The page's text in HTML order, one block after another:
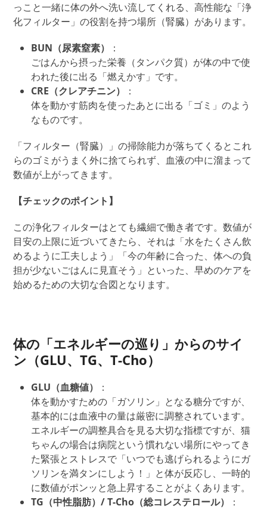
っこと一緒に体の外へ洗い流してくれる、高性能な「浄
化フィルター 」の役割を持つ場所 （腎臓） があります。
BUN（尿素窒素）
：
ごはんから摂った栄養 （タンパク質） が体の中で使
われた後に出る「燃えかす」です。
CRE（クレアチニン）
：
体を動かす筋肉を使ったあとに出る「ゴミ」のよう
なものです。
「フィルター （腎臓）」の掃除能力が落ちてくるとこれ
らのゴミがうまく外に捨てられず、血液の中に溜まって
数値が上がってきます。
【チェックのポイント】
この浄化フィルターはとても繊細で働き者です。数値が
目安の上限に近づいてきたら、それは「水をたくさん飲
めるように工夫しよう」「今の年齢に合った、体への負
担が少ないごはんに見直そう」といった、早めのケアを
始めるための大切な合図となります。
体の「エネルギーの巡り」からのサイ
ン（GLU、TG、T-Cho）
GLU（血糖値）
：
体を動かすための 「ガソリン 」 となる糖分ですが、
基本的には血液中の量は厳密に調整されています。
エネルギーの調整具合を見る大切な指標ですが、猫
ちゃんの場合は病院という慣れない場所にやってき
た緊張とストレスで「いつでも逃げられるようにガ
ソリンを満タンにしよう！」と体が反応し、一時的
に数値がポンッと急上昇することがよくあります。
TG（中性脂肪）/ T-Cho（総コレステロール）
：